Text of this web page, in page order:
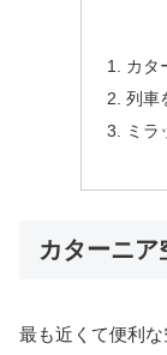
カタ
列車
ミラ
カターニア
最も近くて便利